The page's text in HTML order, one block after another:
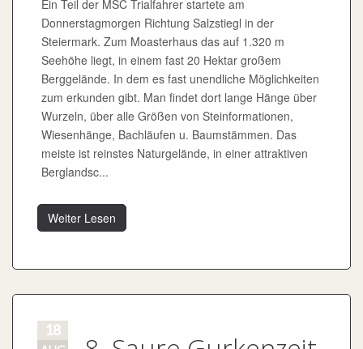
Ein Teil der MSC Trialfahrer startete am
Donnerstagmorgen Richtung Salzstiegl in der
Steiermark. Zum Moasterhaus das auf 1.320 m
Seehöhe liegt, in einem fast 20 Hektar großem
Berggelände. In dem es fast unendliche Möglichkeiten
zum erkunden gibt. Man findet dort lange Hänge über
Wurzeln, über alle Größen von Steinformationen,
Wiesenhänge, Bachläufen u. Baumstämmen. Das
meiste ist reinstes Naturgelände, in einer attraktiven
Berglandsc...
Weiter Lesen
18